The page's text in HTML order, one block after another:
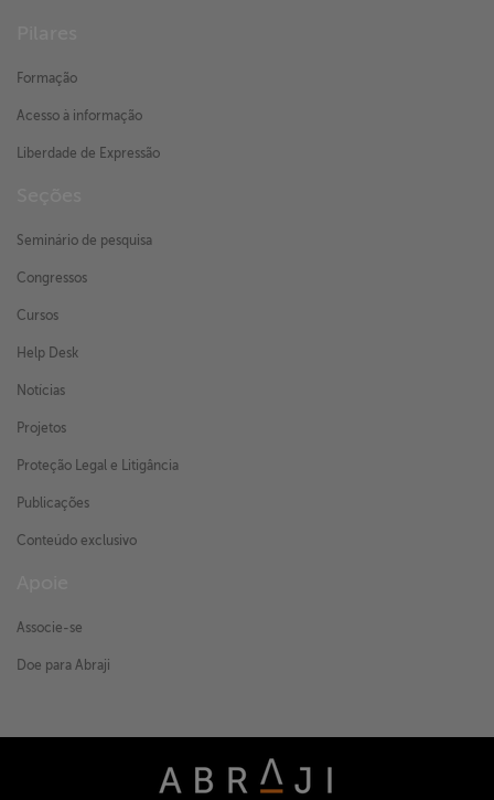
Formação
Acesso à informação
Liberdade de Expressão
Seminário de pesquisa
Congressos
Cursos
Help Desk
Notícias
Projetos
Proteção Legal e Litigância
Publicações
Conteúdo exclusivo
Associe-se
Doe para Abraji